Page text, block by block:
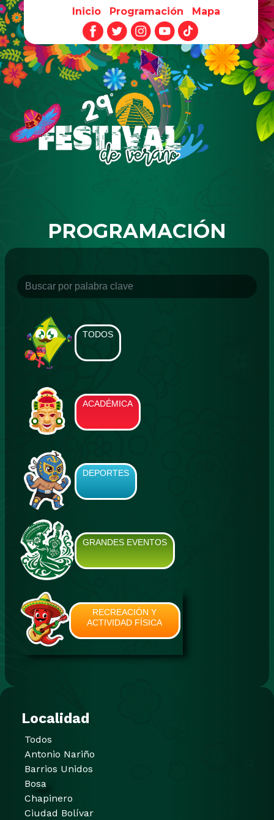
Pasar al contenido principal
Inicio Programación Mapa
PROGRAMACIÓN
Localidad
Todos
Antonio Nariño
Barrios Unidos
Bosa
Chapinero
Ciudad Bolívar
TODOS
ACADÉMICA
DEPORTES
GRANDES EVENTOS
RECREACIÓN Y
ACTIVIDAD FÍSICA